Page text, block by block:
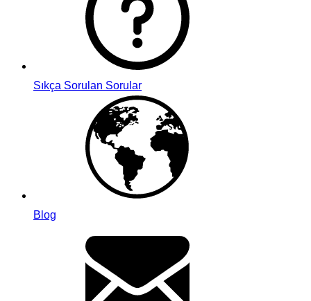
Sıkça Sorulan Sorular
Blog